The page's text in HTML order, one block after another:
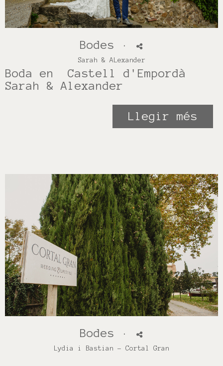
Bodes ·
Sarah & ALexander
Boda en Castell d'Empordà
Sarah & Alexander
Llegir més
Bodes ·
Lydia i Bastian - Cortal Gran